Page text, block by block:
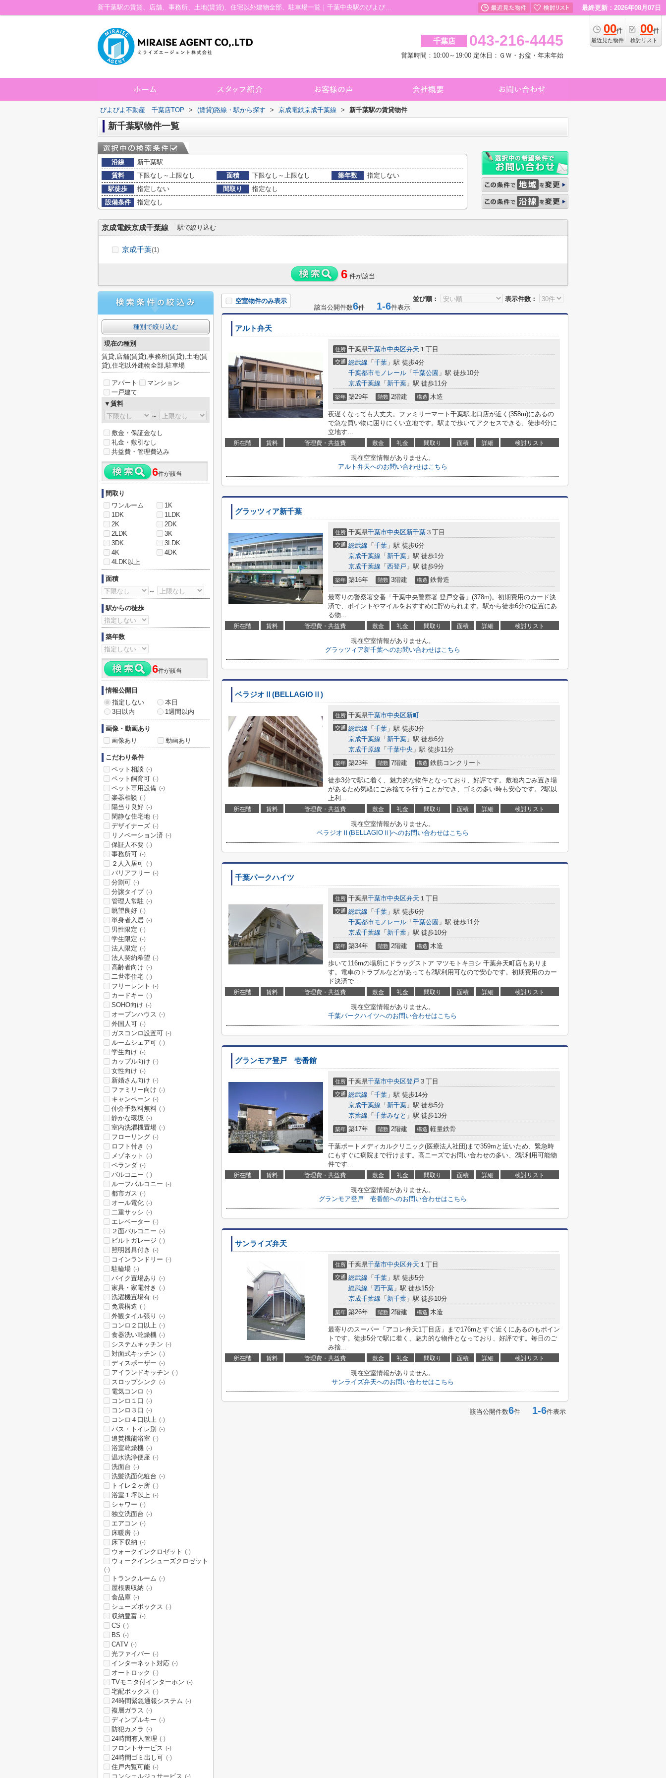
新千葉駅の賃貸、店舗、事務所、土地(賃貸)、住宅以外建物全部、駐車場一覧｜千葉中央駅のぴよぴよ不動産 千葉店 最終更新：2026年08月07日
00件
最近見た物件
00件
検討リスト
千葉店 043-216-4445
営業時間：10:00～19:00 定休日：ＧＷ・お盆・年末年始
ぴよぴよ不動産 千葉店TOP > (賃貸)路線・駅から探す > 京成電鉄京成千葉線 > 新千葉駅の賃貸物件
新千葉駅物件一覧
沿線
新千葉駅
賃料
下限なし～上限なし 面積 下限なし～上限なし 築年数
指定しない
駅徒歩
指定しない 間取り
指定なし
設備条件
指定なし
京成電鉄京成千葉線 駅で絞り込む
京成千葉(1)
6 件が該当
並び順： 表示件数：
空室物件のみ表示
該当公開件数6件 1-6件表示
アルト弁天
住所 千葉県千葉市中央区弁天 １丁目
交通 総武線 「 千葉 」駅 徒歩4分
千葉都市モノレール 「 千葉公園 」駅 徒歩10分
京成千葉線 「 新千葉 」駅 徒歩11分
築年 築29年 階数 2階建 構造 木造
夜遅くなっても大丈夫。ファミリーマート千葉駅北口店が近く(358m)にあるの
で急な買い物に困りにくい立地です。駅まで歩いてアクセスできる、徒歩4分に
立地す...
所在階 賃料 管理費・共益費 敷金 礼金 間取り 面積 詳細 検討リスト
現在空室情報がありません。
アルト弁天へのお問い合わせはこちら
グラッツィア新千葉
住所 千葉県千葉市中央区新千葉 ３丁目
交通 総武線 「 千葉 」駅 徒歩6分
京成千葉線 「 新千葉 」駅 徒歩1分
京成千葉線 「 西登戸 」駅 徒歩9分
築年 築16年 階数 3階建 構造 鉄骨造
最寄りの警察署交番「千葉中央警察署 登戸交番」(378m)。初期費用のカード決
済で、ポイントやマイルをおすすめに貯められます。駅から徒歩6分の位置にあ
る物...
所在階 賃料 管理費・共益費 敷金 礼金 間取り 面積 詳細 検討リスト
現在空室情報がありません。
グラッツィア新千葉へのお問い合わせはこちら
ベラジオⅡ(BELLAGIOⅡ)
住所 千葉県千葉市中央区新町
交通 総武線 「 千葉 」駅 徒歩3分
京成千葉線 「 新千葉 」駅 徒歩6分
京成千原線 「 千葉中央 」駅 徒歩11分
築年 築23年 階数 7階建 構造 鉄筋コンクリート
徒歩3分で駅に着く、魅力的な物件となっており、好評です。敷地内ごみ置き場
があるため気軽にごみ捨てを行うことができ、ゴミの多い時も安心です。2駅以
上利...
所在階 賃料 管理費・共益費 敷金 礼金 間取り 面積 詳細 検討リスト
現在空室情報がありません。
ベラジオⅡ(BELLAGIOⅡ)へのお問い合わせはこちら
千葉パークハイツ
住所 千葉県千葉市中央区弁天 １丁目
交通 総武線 「 千葉 」駅 徒歩6分
千葉都市モノレール 「 千葉公園 」駅 徒歩11分
京成千葉線 「 新千葉 」駅 徒歩10分
築年 築34年 階数 2階建 構造 木造
歩いて116mの場所にドラッグストア マツモトキヨシ 千葉弁天町店もありま
す。電車のトラブルなどがあっても2駅利用可なので安心です。初期費用のカー
ド決済で...
所在階 賃料 管理費・共益費 敷金 礼金 間取り 面積 詳細 検討リスト
現在空室情報がありません。
千葉パークハイツへのお問い合わせはこちら
グランモア登戸 壱番館
住所 千葉県千葉市中央区登戸 ３丁目
交通 総武線 「 千葉 」駅 徒歩14分
京成千葉線 「 新千葉 」駅 徒歩5分
京葉線 「 千葉みなと 」駅 徒歩13分
築年 築17年 階数 2階建 構造 軽量鉄骨
千葉ポートメディカルクリニック(医療法人社団)まで359mと近いため、緊急時
にもすぐに病院まで行けます。高ニーズでお問い合わせの多い、2駅利用可能物
件です...
所在階 賃料 管理費・共益費 敷金 礼金 間取り 面積 詳細 検討リスト
現在空室情報がありません。
グランモア登戸 壱番館へのお問い合わせはこちら
サンライズ弁天
住所 千葉県千葉市中央区弁天 １丁目
交通 総武線 「 千葉 」駅 徒歩5分
総武線 「 西千葉 」駅 徒歩15分
京成千葉線 「 新千葉 」駅 徒歩10分
築年 築26年 階数 2階建 構造 木造
最寄りのスーパー「アコレ弁天1丁目店」まで176mとすぐ近くにあるのもポイン
トです。徒歩5分で駅に着く、魅力的な物件となっており、好評です。毎日のご
み捨...
所在階 賃料 管理費・共益費 敷金 礼金 間取り 面積 詳細 検討リスト
現在空室情報がありません。
サンライズ弁天へのお問い合わせはこちら
該当公開件数6件 1-6件表示
種別で絞り込む
現在の種別
賃貸,店舗(賃貸),事務所(賃貸),土地(賃
貸),住宅以外建物全部,駐車場
アパート
マンション
一戸建て
▼賃料
～
敷金・保証金なし
礼金・敷引なし
共益費・管理費込み
6件が該当
間取り
ワンルーム
1K
1DK
1LDK
2K
2DK
2LDK
3K
3DK
3LDK
4K
4DK
4LDK以上
面積
～
駅からの徒歩
築年数
6件が該当
情報公開日
指定しない
本日
3日以内
1週間以内
画像・動画あり
画像あり
動画あり
こだわり条件
ペット相談 (-)
ペット飼育可 (-)
ペット専用設備 (-)
楽器相談 (-)
陽当り良好 (-)
閑静な住宅地 (-)
デザイナーズ (-)
リノベーション済 (-)
保証人不要 (-)
事務所可 (-)
２人入居可 (-)
バリアフリー (-)
分割可 (-)
分譲タイプ (-)
管理人常駐 (-)
眺望良好 (-)
単身者入居 (-)
男性限定 (-)
学生限定 (-)
法人限定 (-)
法人契約希望 (-)
高齢者向け (-)
二世帯住宅 (-)
フリーレント (-)
カードキー (-)
SOHO向け (-)
オープンハウス (-)
外国人可 (-)
ガスコンロ設置可 (-)
ルームシェア可 (-)
学生向け (-)
カップル向け (-)
女性向け (-)
新婚さん向け (-)
ファミリー向け (-)
キャンペーン (-)
仲介手数料無料 (-)
静かな環境 (-)
室内洗濯機置場 (-)
フローリング (-)
ロフト付き (-)
メゾネット (-)
ベランダ (-)
バルコニー (-)
ルーフバルコニー (-)
都市ガス (-)
オール電化 (-)
二重サッシ (-)
エレベーター (-)
２面バルコニー (-)
ビルトガレージ (-)
照明器具付き (-)
コインランドリー (-)
駐輪場 (-)
バイク置場あり (-)
家具・家電付き (-)
洗濯機置場有 (-)
免震構造 (-)
外観タイル張り (-)
コンロ２口以上 (-)
食器洗い乾燥機 (-)
システムキッチン (-)
対面式キッチン (-)
ディスポーザー (-)
アイランドキッチン (-)
スロップシンク (-)
電気コンロ (-)
コンロ１口 (-)
コンロ３口 (-)
コンロ４口以上 (-)
バス・トイレ別 (-)
追焚機能浴室 (-)
浴室乾燥機 (-)
温水洗浄便座 (-)
洗面台 (-)
洗髪洗面化粧台 (-)
トイレ２ヶ所 (-)
浴室１坪以上 (-)
シャワー (-)
独立洗面台 (-)
エアコン (-)
床暖房 (-)
床下収納 (-)
ウォークインクロゼット (-)
ウォークインシューズクロゼット
(-)
トランクルーム (-)
屋根裏収納 (-)
食品庫 (-)
シューズボックス (-)
収納豊富 (-)
CS (-)
BS (-)
CATV (-)
光ファイバー (-)
インターネット対応 (-)
オートロック (-)
TVモニタ付インターホン (-)
宅配ボックス (-)
24時間緊急通報システム (-)
複層ガラス (-)
ディンプルキー (-)
防犯カメラ (-)
24時間有人管理 (-)
フロントサービス (-)
24時間ゴミ出し可 (-)
住戸内覧可能 (-)
コンシェルジュサービス (-)